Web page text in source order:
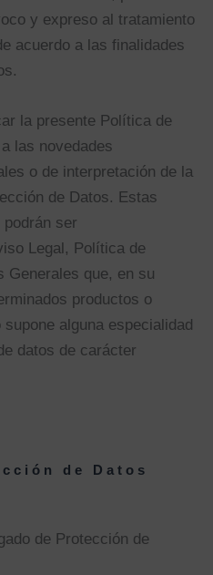
y expreso al tratamiento
acuerdo a las finalidades
la presente Política de
las novedades
o de interpretación de la
de Datos. Estas
ser
Legal, Política de
Generales que, en su
productos o
alguna especialidad
datos de carácter
de Datos
de Protección de